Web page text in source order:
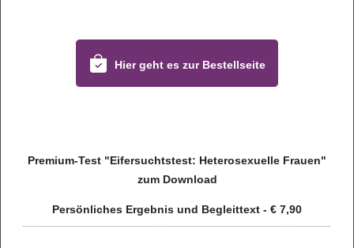
Hier geht es zur Bestell­seite
Pre­mium-Test "Eifer­suchts­test: Hete­ro­se­xu­elle Frauen"
zum Dow­n­load
Per­sön­li­ches Ergeb­nis und Begleit­text - € 7,90